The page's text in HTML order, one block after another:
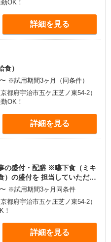
OK！
詳細を見る
）
※試用期間3ヶ月（同条件）
都府宇治市五ケ庄芝ノ東54-2）
OK！
詳細を見る
の盛付・配膳 ※嚥下食（ミキ
）の盛付を 担当していただき
※試用期間3ヶ月同条件
都府宇治市五ケ庄芝ノ東54-2）
！
詳細を見る